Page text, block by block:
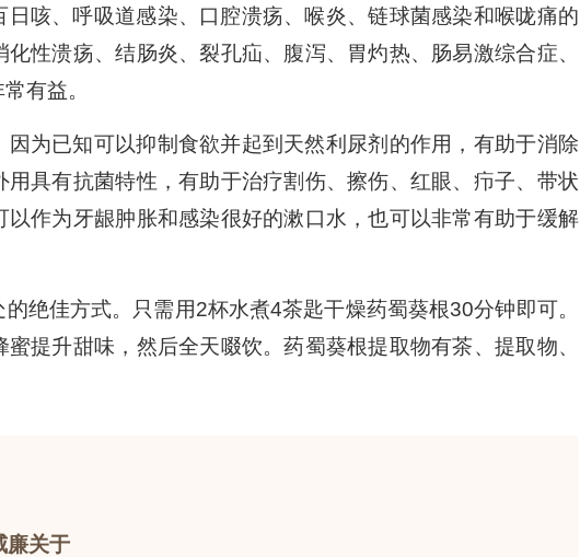
咳、呼吸道感染、口腔溃疡、喉炎、链球菌感染和喉咙痛的
性溃疡、结肠炎、裂孔疝、腹泻、胃灼热、肠易激综合症、
有益。
为已知可以抑制食欲并起到天然利尿剂的作用，有助于消除
具有抗菌特性，有助于治疗割伤、擦伤、红眼、疖子、带状
作为牙龈肿胀和感染很好的漱口水，也可以非常有助于缓解
绝佳方式。只需用2杯水煮4茶匙干燥药蜀葵根30分钟即可。
提升甜味，然后全天啜饮。药蜀葵根提取物有茶、提取物、
廉关于